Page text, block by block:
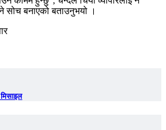
सोच बनाएको बताउनुभयो ।